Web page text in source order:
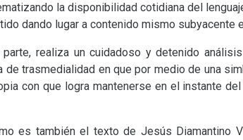
la disponibilidad cotidiana del
dando lugar a contenido mismo subyacente
realiza un cuidadoso y detenido
de trasmedialidad en que por medio de una
con que logra mantenerse en el instante
es también el texto de Jesús Diamantino